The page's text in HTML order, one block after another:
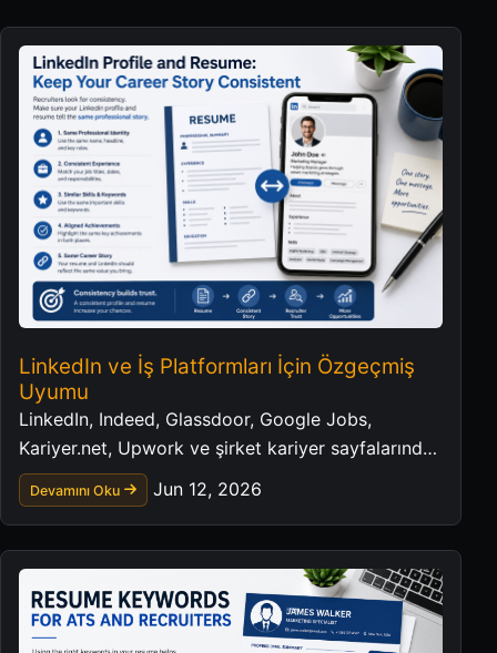
LinkedIn ve İş Platformları İçin Özgeçmiş
Uyumu
LinkedIn, Indeed, Glassdoor, Google Jobs,
Kariyer.net, Upwork ve şirket kariyer sayfalarında
tutarlı bir profesyonel profil oluşturun.
Devamını Oku Jun 12, 2026